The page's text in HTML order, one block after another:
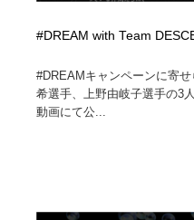
#DREAM with Team
#DREAMキャンペーンに寄
希選手、上野由岐子選手の3
動画にて公...